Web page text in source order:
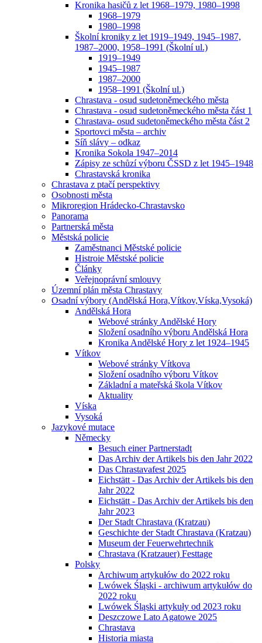
Kronika hasičů z let 1968–1979, 1980–1998
1968–1979
1980–1998
Školní kroniky z let 1919–1949, 1945–1987,
1987–2000, 1958–1991 (Školní ul.)
1919–1949
1945–1987
1987–2000
1958–1991 (Školní ul.)
Chrastava - osud sudetoněmeckého města
Chrastava - osud sudetoněmeckého města část 1
Chrastava- osud sudetoněmeckého města část 2
Sportovci města – archiv
Síň slávy – odkaz
Kronika Sokola 1947–2014
Zápisy ze schůzí výboru ČSSD z let 1945–1948
Chrastavská kronika
Chrastava z ptačí perspektivy
Osobnosti města
Mikroregion Hrádecko-Chrastavsko
Panorama
Partnerská města
Městská policie
Zaměstnanci Městské policie
Histroie Městské policie
Články
Veřejnoprávní smlouvy
Územní plán města Chrastavy
Osadní výbory (Andělská Hora,Vítkov,Víska,Vysoká)
Andělská Hora
Webové stránky Andělské Hory
Složení osadního výboru Andělská Hora
Kronika Andělské Hory z let 1924–1945
Vítkov
Webové stránky Vítkova
Složení osadního výboru Vítkov
Základní a mateřská škola Vítkov
Aktuality
Víska
Vysoká
Jazykové mutace
Německy
Besuch einer Partnerstadt
Das Archiv der Artikels bis den Jahr 2022
Das Chrastavafest 2025
Eichstätt - Das Archiv der Artikels bis den
Jahr 2022
Eichstätt - Das Archiv der Artikels bis den
Jahr 2023
Der Stadt Chrastava (Kratzau)
Geschichte der Stadt Chrastava (Kratzau)
Museum der Feuerwehrtechnik
Chrastava (Kratzauer) Festtage
Polsky
Archiwum artykułów do 2022 roku
Lwówek Śląski - archiwum artykułów do
2022 roku
Lwówek Śląski artykuły od 2023 roku
Deszczowe Lato Agatowe 2025
Chrastava
Historia miasta